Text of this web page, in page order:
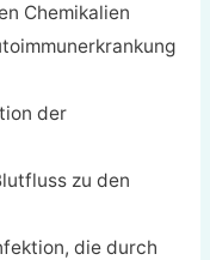
Chemikalien
der
zu den
die durch